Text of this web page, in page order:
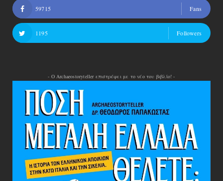
59715 Fans
1195 Followers
- Ο Archaeostoryteller επιστρέφει με το νέο του βιβλίο! -